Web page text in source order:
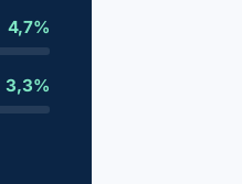
4,7%
3,3%